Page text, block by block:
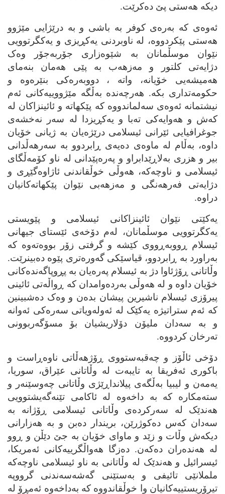
دیکه‌ هه‌ستی پێ ده‌کرێت.
ئه‌وه‌ی که‌ به‌ره‌ی کوفر به‌ باشی و به‌ درێژایی مێژوو
هه‌ستی پێکردووه‌، له‌ ناوبردنی یه‌کڕیزی و یه‌کگرتوویی
نێوان موسڵمانان به‌ شێوه‌زاری جۆربه‌جۆر وه‌ک
دژایه‌تی کلتور و مه‌زهه‌ب به‌ پێی هه‌مان بنه‌مای
هه‌میشه‌یی خۆیانه‌، واته‌ ، دووبه‌ره‌کی بنێره‌وه‌ و
حکومه‌تداری بکه‌. هه‌رچه‌نده‌ به‌ڵگه‌ مێژووییه‌کانی ئه‌م
نیشتمانه‌ ئه‌وه‌ی سه‌لماندووه‌ که‌ پێکهاته‌ و ئائینزاکان له‌
که‌ش و هه‌وایه‌کی ته‌با و یه‌کڕیزدا له‌ سه‌ر نه‌خشه‌ی
جوغرافیایی ئێرانی ئیسلامی درێژه‌یان به‌ ژیانی خۆیان
داوه‌، به‌ڵام له‌ ماوه‌ی ده‌یه‌ی ڕابردوو به‌ سه‌رهه‌ڵدانی
بیر و هزری به‌لاڕێدابراو و په‌ره‌پێدانی له‌ ناو کۆمه‌ڵگای
ئیسلامی و ناوچه‌که‌، هه‌وڵی خوڵقاندنی ئاژاوه‌گێڕی و
دژایه‌تی فه‌رهه‌نگی و مه‌زهه‌بی نێوان پێکهاته‌کانیان
دراوه‌.
یه‌کێتی نێوان ئائینزاکانی ئیسلامی و پێویستی
یه‌کگرتوویی موسڵمانان، له‌م دۆخه‌ی ئێستای جیهانی
ئیسلام ڕووبه‌ڕووی کێشه‌ و گرفتی زۆر بووه‌ته‌وه‌ که‌
به‌راورد به‌ ڕابردوو، قیاسێکی گه‌وره‌تری پێوه‌ ده‌بینرێت.
وڵاتانی ڕۆژئاوا دژ به‌ ئیسلام په‌ره‌یان به‌ پڕوپاگه‌نده‌کانی
خۆیان داوه‌ و له‌ هه‌وڵی به‌رده‌وامدان که‌ ڕواڵه‌تی ئائینی
پیرۆزی ئیسلام ناشیرین پیشان بده‌ن و وه‌ک ده‌شبینین
که‌ ئه‌م ستراتیژه‌ یه‌کێک له‌ ئه‌وله‌ویاتی سه‌ره‌کی ئه‌وانه‌
و به‌ سه‌دان ملیۆن دۆلاریشیان بۆ مسۆگه‌ربوونی
ته‌رخان کردووه‌.
دۆخی ئاڵۆز و چه‌قبه‌ستووی ڕۆژهه‌ڵاتی ناوه‌ڕاست و
باکوری ئه‌فریقا به‌ تایبه‌ت له‌ وڵاتانی عێراق، سوریا،
یه‌مه‌ن و لیبیا به‌ڵگه‌ی پیلانداڕێژی وڵاتانی چه‌وسێنه‌ر و
سته‌مکاره‌ که‌ به‌ داخه‌وه‌ له‌ ئاکامی تێنه‌گه‌یشتوویی
هه‌ندێک له‌ سه‌رکرده‌ی وڵاتانی ئیسلامی ڕۆژانه‌ به‌
سه‌دان که‌س ده‌کوژرێن، بریندار ده‌بن و به‌ هه‌زارانی
دیکه‌ش وڵات و زێد و ماوای خۆیان به‌ جێ دێڵن و ڕوو
له‌ هه‌نده‌ران ده‌که‌ن. ده‌زگا هه‌واڵگرییه‌کانی ئه‌مریکا،
ئیسرائیل و هه‌ندێک له‌ وڵاتانی به‌ ناو ئیسلامی ناوچه‌که‌
ململانێی تائیفی و به‌ستێنی گه‌شه‌سه‌ندنی گرووپه‌
تیرۆریستییه‌کانیان وا خوڵقاندووه‌ که‌ به‌داخه‌وه‌ ئه‌مڕۆ له‌